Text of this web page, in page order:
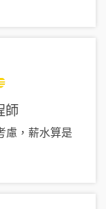
師
慮，薪水算是